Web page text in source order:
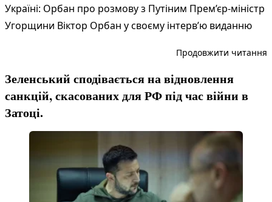
Україні: Орбан про розмову з Путіним Прем’єр-міністр
Угорщини Віктор Орбан у своєму інтерв’ю виданню
Продовжити читання
Зеленський сподівається на відновлення
санкцій, скасованих для РФ під час війни в
Затоці.